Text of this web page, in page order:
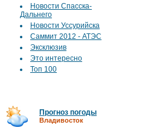
Новости Спасска-
Дальнего
Новости Уссурийска
Саммит 2012 - АТЭС
Эксклюзив
Это интересно
Топ 100
Прогноз погоды
Владивосток